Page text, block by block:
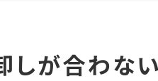
しが合わな